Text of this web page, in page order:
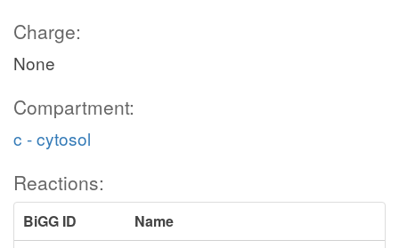
Charge:
None
Compartment:
c - cytosol
Reactions:
BiGG ID
Name